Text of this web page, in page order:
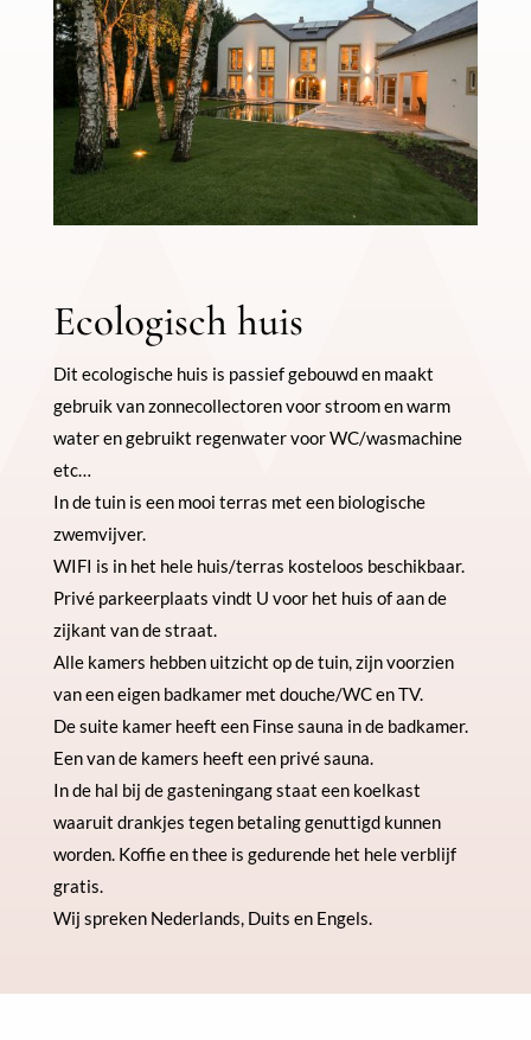
Ecologisch huis
Dit ecologische huis is passief gebouwd en maakt
gebruik van zonnecollectoren voor stroom en warm
water en gebruikt regenwater voor WC/wasmachine
etc…
In de tuin is een mooi terras met een biologische
zwemvijver.
WIFI is in het hele huis/terras kosteloos beschikbaar.
Privé parkeerplaats vindt U voor het huis of aan de
zijkant van de straat.
Alle kamers hebben uitzicht op de tuin, zijn voorzien
van een eigen badkamer met douche/WC en TV.
De suite kamer heeft een Finse sauna in de badkamer.
Een van de kamers heeft een privé sauna.
In de hal bij de gasteningang staat een koelkast
waaruit drankjes tegen betaling genuttigd kunnen
worden. Koffie en thee is gedurende het hele verblijf
gratis.
Wij spreken Nederlands, Duits en Engels.